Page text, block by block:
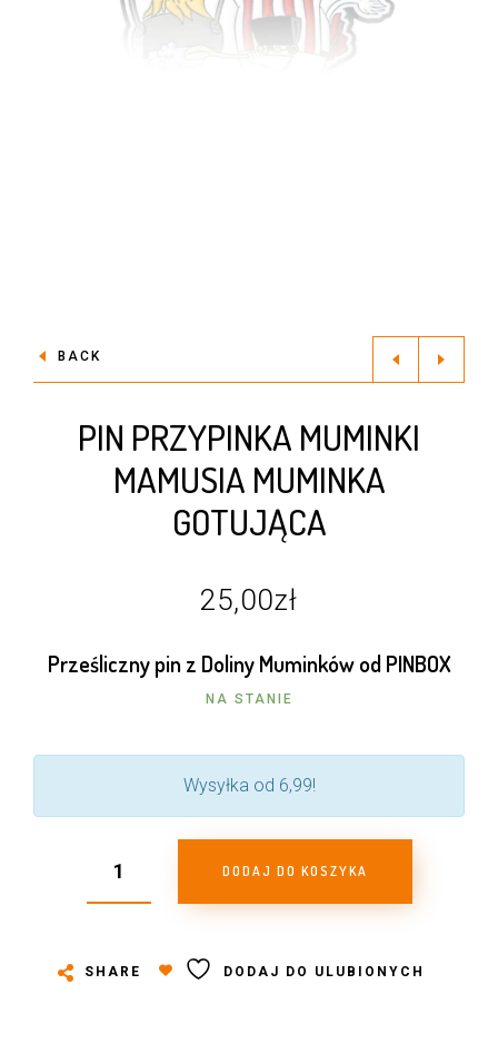
BACK
PIN PRZYPINKA MUMINKI
MAMUSIA MUMINKA
GOTUJĄCA
25,00zł
Prześliczny pin z Doliny Muminków od PINBOX
NA STANIE
Wysyłka od 6,99!
DODAJ DO KOSZYKA
SHARE DODAJ DO ULUBIONYCH